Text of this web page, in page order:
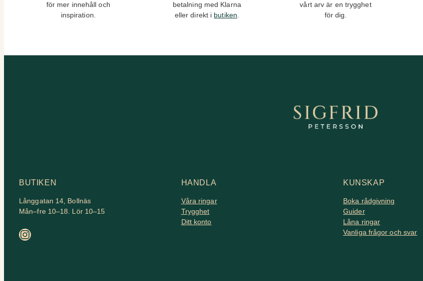
för mer innehåll och
inspiration.
betalning med Klarna
eller direkt i butiken.
vårt arv är en trygghet
för dig.
BUTIKEN
Långgatan 14, Bollnäs
Mån–fre 10–18. Lör 10–15
Instagram
HANDLA
Våra ringar
Trygghet
Ditt konto
KUNSKAP
Boka rådgivning
Guider
Låna ringar
Vanliga frågor och svar